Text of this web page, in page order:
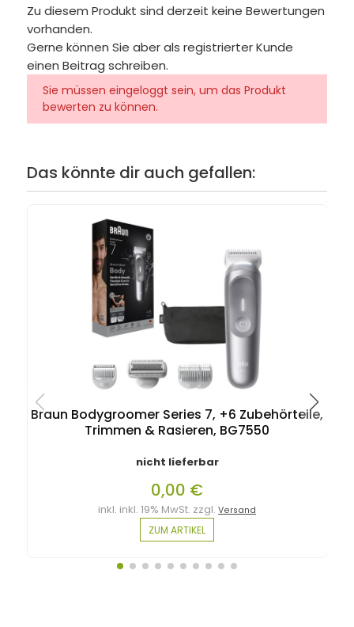
Zu diesem Produkt sind derzeit keine Bewertungen
vorhanden.
Gerne können Sie aber als registrierter Kunde
einen Beitrag schreiben.
Sie müssen eingeloggt sein, um das Produkt
bewerten zu können.
Das könnte dir auch gefallen:
Braun Bodygroomer Series 7, +6 Zubehörteile,
Trimmen & Rasieren, BG7550
nicht lieferbar
0,00 €
inkl. inkl. 19% MwSt. zzgl.Versand
ZUM ARTIKEL